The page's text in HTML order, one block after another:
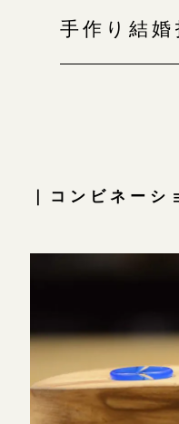
手作り結
｜コンビネーシ